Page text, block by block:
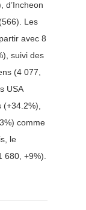
d’Incheon
Les
avec 8
suivi des
(4 077,
USA
(+34.2%),
comme
le
680, +9%).